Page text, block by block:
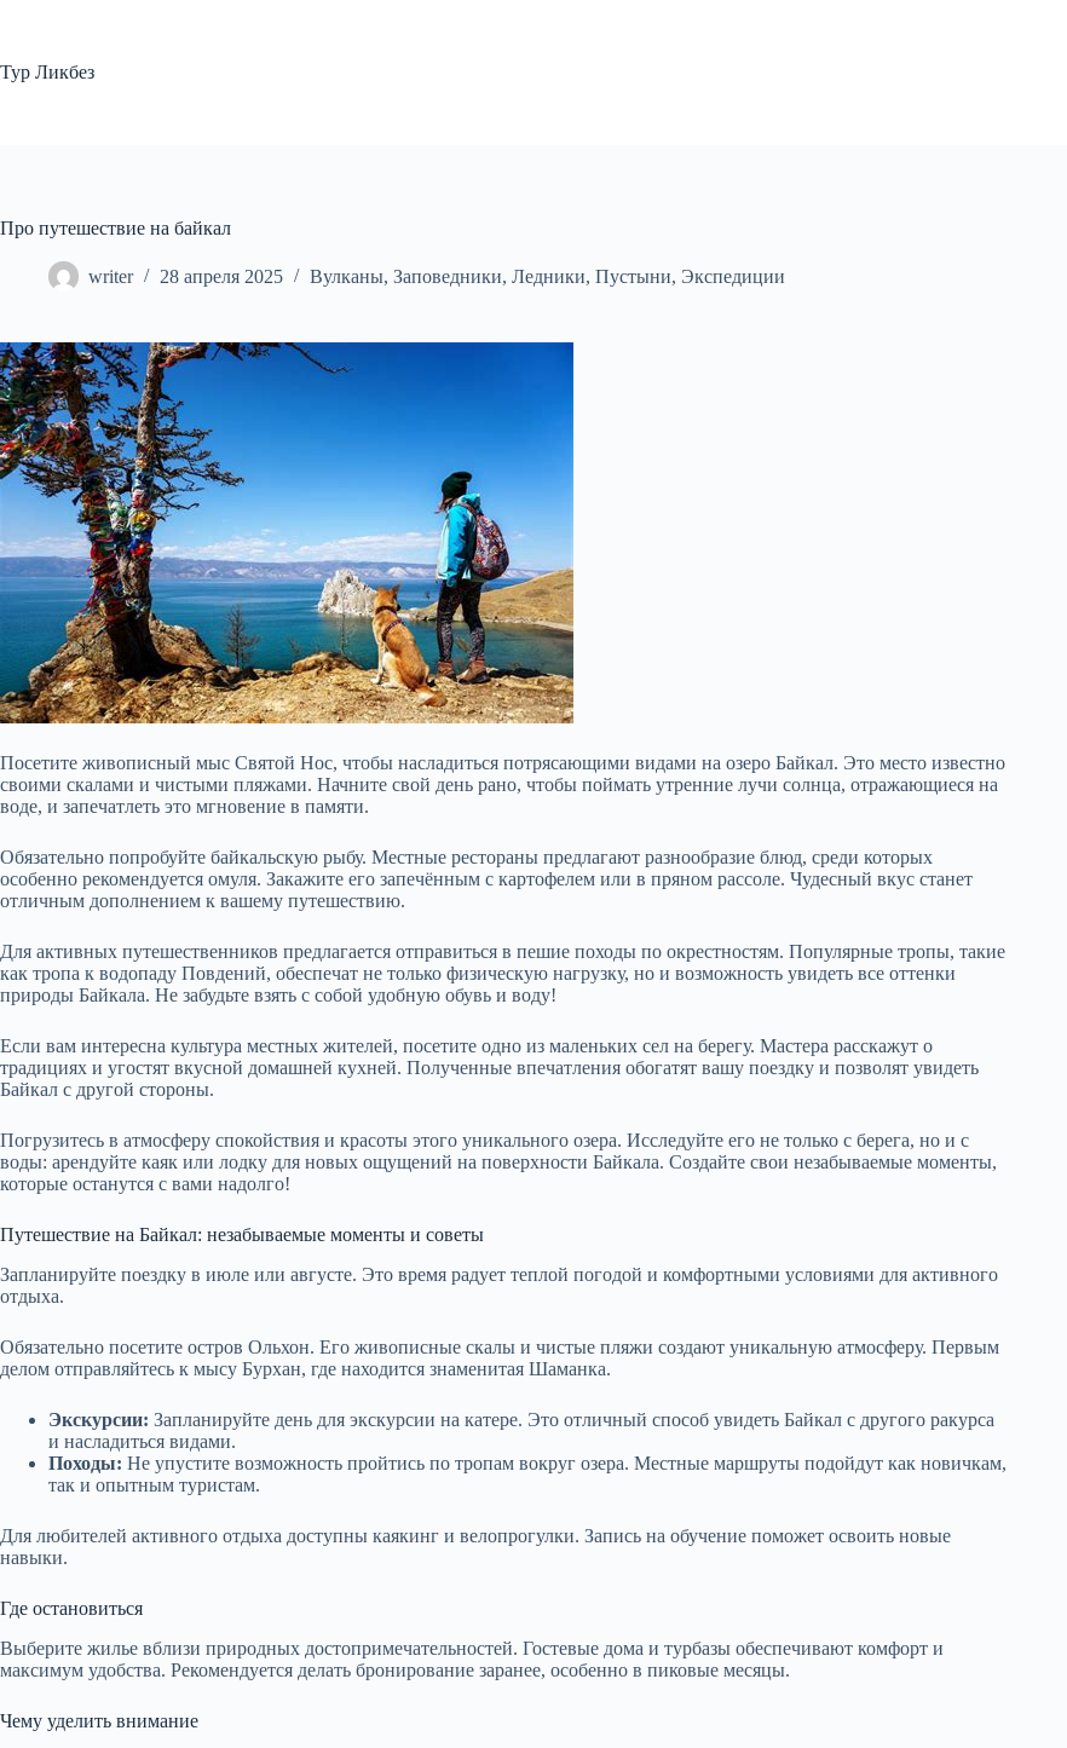
Тур Ликбез
Про путешествие на байкал
writer 28 апреля 2025 Вулканы, Заповедники, Ледники, Пустыни, Экспедиции
Посетите живописный мыс Святой Нос, чтобы насладиться потрясающими видами на озеро Байкал. Это место известно
своими скалами и чистыми пляжами. Начните свой день рано, чтобы поймать утренние лучи солнца, отражающиеся на
воде, и запечатлеть это мгновение в памяти.
Обязательно попробуйте байкальскую рыбу. Местные рестораны предлагают разнообразие блюд, среди которых
особенно рекомендуется омуля. Закажите его запечённым с картофелем или в пряном рассоле. Чудесный вкус станет
отличным дополнением к вашему путешествию.
Для активных путешественников предлагается отправиться в пешие походы по окрестностям. Популярные тропы, такие
как тропа к водопаду Повдений, обеспечат не только физическую нагрузку, но и возможность увидеть все оттенки
природы Байкала. Не забудьте взять с собой удобную обувь и воду!
Если вам интересна культура местных жителей, посетите одно из маленьких сел на берегу. Мастера расскажут о
традициях и угостят вкусной домашней кухней. Полученные впечатления обогатят вашу поездку и позволят увидеть
Байкал с другой стороны.
Погрузитесь в атмосферу спокойствия и красоты этого уникального озера. Исследуйте его не только с берега, но и с
воды: арендуйте каяк или лодку для новых ощущений на поверхности Байкала. Создайте свои незабываемые моменты,
которые останутся с вами надолго!
Путешествие на Байкал: незабываемые моменты и советы
Запланируйте поездку в июле или августе. Это время радует теплой погодой и комфортными условиями для активного
отдыха.
Обязательно посетите остров Ольхон. Его живописные скалы и чистые пляжи создают уникальную атмосферу. Первым
делом отправляйтесь к мысу Бурхан, где находится знаменитая Шаманка.
Экскурсии: Запланируйте день для экскурсии на катере. Это отличный способ увидеть Байкал с другого ракурса
и насладиться видами.
Походы: Не упустите возможность пройтись по тропам вокруг озера. Местные маршруты подойдут как новичкам,
так и опытным туристам.
Для любителей активного отдыха доступны каякинг и велопрогулки. Запись на обучение поможет освоить новые
навыки.
Где остановиться
Выберите жилье вблизи природных достопримечательностей. Гостевые дома и турбазы обеспечивают комфорт и
максимум удобства. Рекомендуется делать бронирование заранее, особенно в пиковые месяцы.
Чему уделить внимание